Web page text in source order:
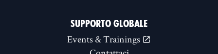
SUPPORTO GLOBALE
Events & Trainings